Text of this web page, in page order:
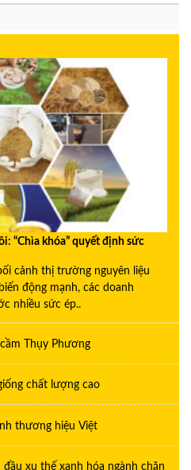
“Chìa khóa” quyết định sức
cảnh thị trường nguyên liệu
động mạnh, các doanh
nhiều sức ép..
Thụy Phương
chất lượng cao
thương hiệu Việt
đầu xu thế xanh hóa ngành chăn